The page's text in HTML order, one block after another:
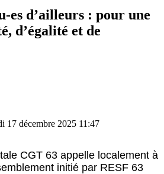
es d’ailleurs : pour une
d’égalité et de
17 décembre 2025 11:47
CGT 63 appelle localement à
initié par RESF 63